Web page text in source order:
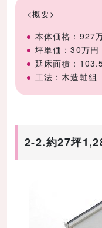
<概要>
本体価格：927
坪単価：30万円
延床面積：
工法：木造軸組
2-2.約27坪